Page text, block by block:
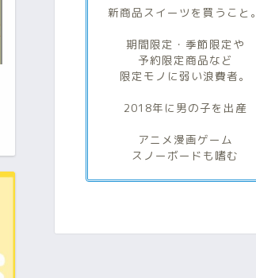
新商品スイーツを買うこと。
期間限定・季節限定や
予約限定商品など
限定モノに弱い浪費者。
2018年に男の子を出産
アニメ漫画ゲーム
スノーボードも嗜む